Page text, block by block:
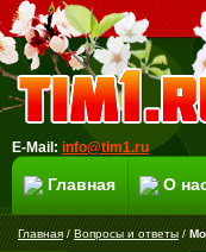
E-Mail: info@tim1.ru
Главная О
Главная/Вопросы и ответы/